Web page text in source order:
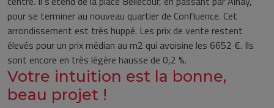
pour se terminer au nouveau quartier de Confluence. Cet
arrondissement est très huppé. Les prix de vente restent
élevés pour un prix médian au m2 qui avoisine les 6652 €. Ils
sont encore en très légère hausse de 0,2 %.
Votre intuition est la bonne,
beau projet !